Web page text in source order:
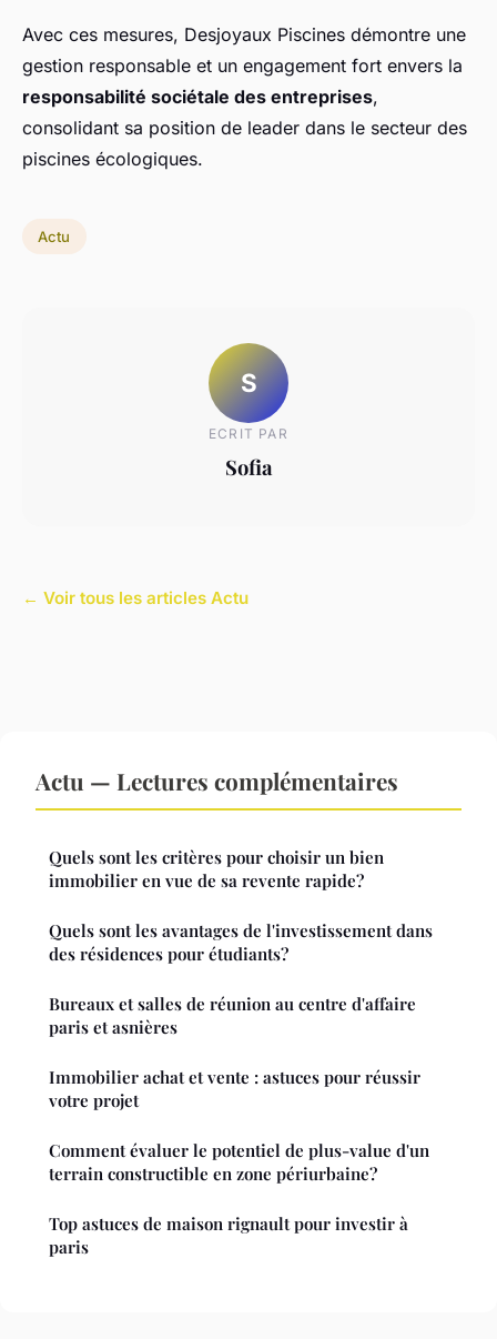
Avec ces mesures, Desjoyaux Piscines démontre une
gestion responsable et un engagement fort envers la
responsabilité sociétale des entreprises,
consolidant sa position de leader dans le secteur des
piscines écologiques.
Actu
S
ECRIT PAR
Sofia
← Voir tous les articles Actu
Actu — Lectures complémentaires
Quels sont les critères pour choisir un bien
immobilier en vue de sa revente rapide?
Quels sont les avantages de l'investissement dans
des résidences pour étudiants?
Bureaux et salles de réunion au centre d'affaire
paris et asnières
Immobilier achat et vente : astuces pour réussir
votre projet
Comment évaluer le potentiel de plus-value d'un
terrain constructible en zone périurbaine?
Top astuces de maison rignault pour investir à
paris